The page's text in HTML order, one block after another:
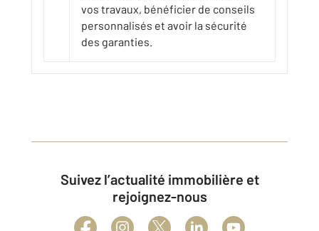
vos travaux, bénéficier de conseils
personnalisés et avoir la sécurité
des garanties.
Suivez l’actualité immobilière et
rejoignez-nous